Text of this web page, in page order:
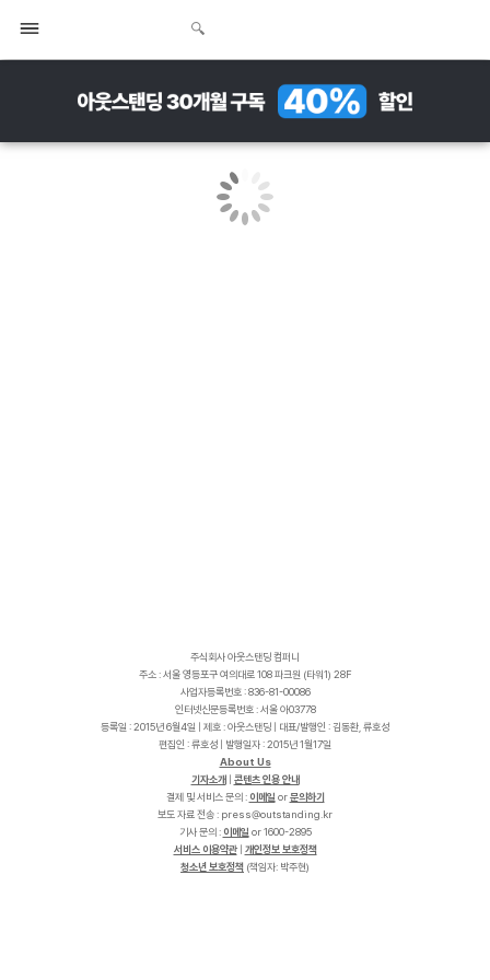
주식회사 아웃스탠딩 컴퍼니
주소 : 서울 영등포구 여의대로 108 파크원 (타워1) 28F
사업자등록번호 : 836-81-00086
인터넷신문등록번호 : 서울 아03778
등록일 : 2015년 6월4일 | 제호 : 아웃스탠딩 | 대표/발행인 : 김동환, 류호성
편집인 : 류호성 | 발행일자 : 2015년 1월17일
About Us
기자소개
콘텐츠 인용 안내
결제 및 서비스 문의 : 이메일 or문의하기
보도 자료 전송 :
r
k
.
g
n
i
d
n
a
t
s
t
u
o
@
s
s
e
r
p
기사 문의 : 이메일 or 1600-2895
서비스 이용약관| 개인정보 보호정책
청소년 보호정책 (책임자: 박주현)